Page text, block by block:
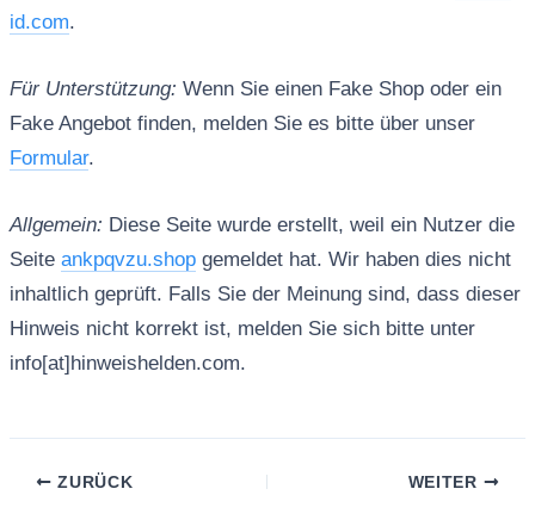
id.com.
Für Unterstützung: Wenn Sie einen Fake Shop oder ein
Fake Angebot finden, melden Sie es bitte über unser
Formular.
Allgemein: Diese Seite wurde erstellt, weil ein Nutzer die
Seite ankpqvzu.shopgemeldet hat. Wir haben dies nicht
inhaltlich geprüft. Falls Sie der Meinung sind, dass dieser
Hinweis nicht korrekt ist, melden Sie sich bitte unter
info[at]hinweishelden.com.
ZURÜCK WEITER